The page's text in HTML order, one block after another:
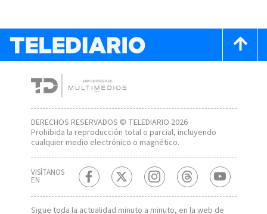
DERECHOS RESERVADOS © TELEDIARIO 2026
Prohibida la reproducción total o parcial, incluyendo
cualquier medio electrónico o magnético.
VISÍTANOS
EN
Sigue toda la actualidad minuto a minuto, en la web de